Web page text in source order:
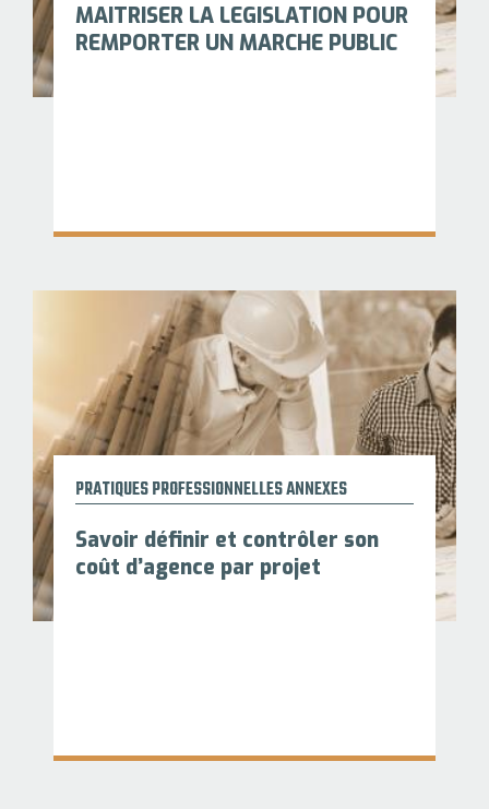
MAITRISER LA LEGISLATION POUR
REMPORTER UN MARCHE PUBLIC
PRATIQUES PROFESSIONNELLES ANNEXES
Savoir définir et contrôler son
coût d’agence par projet